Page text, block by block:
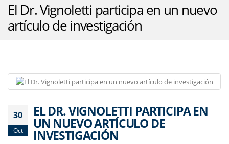
El Dr. Vignoletti participa en un nuevo
artículo de investigación
30
Oct
EL DR. VIGNOLETTI PARTICIPA EN
UN NUEVO ARTÍCULO DE
INVESTIGACIÓN